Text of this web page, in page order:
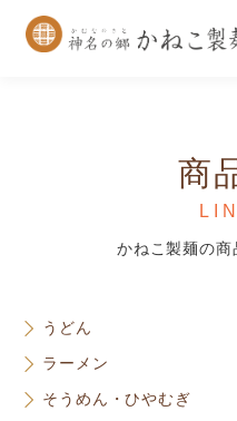
商
かねこ製麺の商
うどん
ラーメン
そうめん・ひやむぎ